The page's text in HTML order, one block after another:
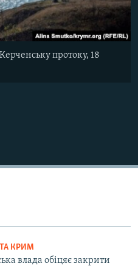
протоку, 18
КРИМ
влада обіцяє закрити